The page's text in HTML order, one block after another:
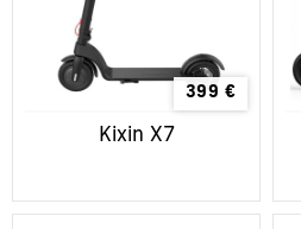
399 €
Kixin X7